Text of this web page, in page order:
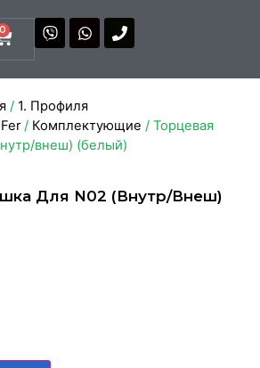
0
/ 1. Профиля
/ Комплектующие / Торцевая
внеш) (белый)
Для N02 (внутр/внеш)